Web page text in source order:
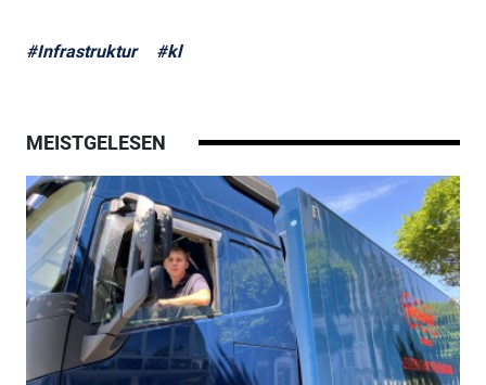
#Infrastruktur #kl
MEISTGELESEN